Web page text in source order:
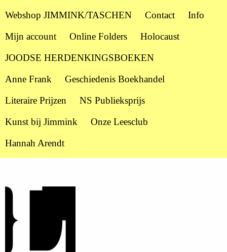
Webshop JIMMINK/TASCHEN
Contact
Info
Mijn account
Online Folders
Holocaust
JOODSE HERDENKINGSBOEKEN
Anne Frank
Geschiedenis Boekhandel
Literaire Prijzen
NS Publieksprijs
Kunst bij Jimmink
Onze Leesclub
Hannah Arendt